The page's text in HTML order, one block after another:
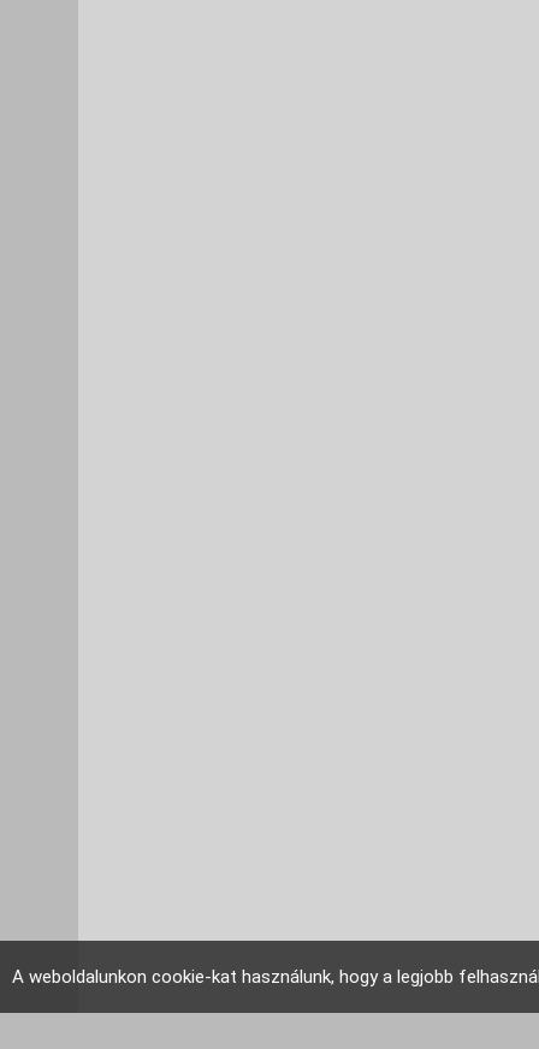
A weboldalunkon cookie-kat használunk, hogy a legjobb